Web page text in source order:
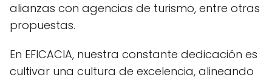
alianzas con agencias de turismo, entre otras
propuestas.
En EFICACIA, nuestra constante dedicación es
cultivar una cultura de excelencia, alineando